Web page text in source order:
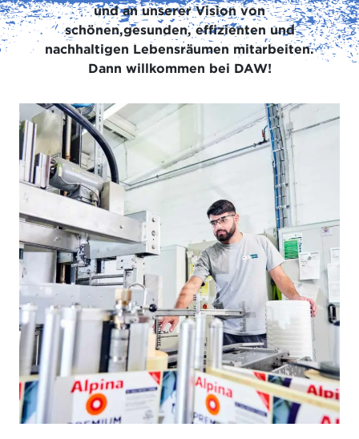
und an unserer Vision von
schönen,gesunden, effizienten und
nachhaltigen Lebensräumen mitarbeiten.
Dann willkommen bei DAW!